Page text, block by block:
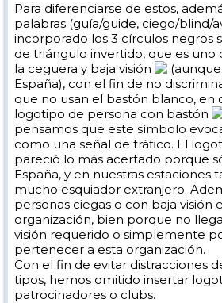
Para diferenciarse de estos,
palabras (guía/guide, ciego/blind/
incorporado los 3 círculos negros
de triángulo invertido, que es uno
la ceguera y baja visión
España), con el fin de no
que no usan el bastón blanco, en
logotipo de persona con bastón
pensamos que este símbolo
como una señal de tráfico. El
pareció lo más acertado porque
España, y en nuestras estaciones
mucho esquiador extranjero.
personas ciegas o con baja visión
organización, bien porque no
visión requerido o simplemente
pertenecer a esta organización.
Con el fin de evitar distracciones
tipos, hemos omitido insertar
patrocinadores o clubs.